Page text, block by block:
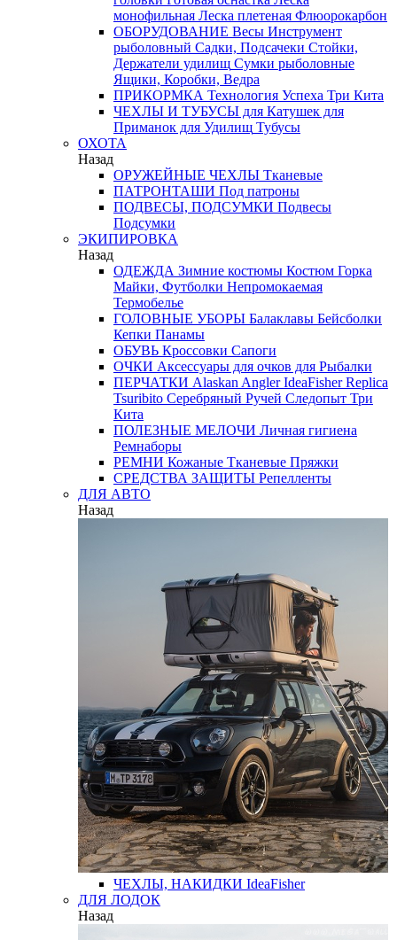
монофильная Леска плетеная Флюорокарбон
ОБОРУДОВАНИЕ Весы Инструмент
рыболовный Садки, Подсачеки Стойки,
Держатели удилищ Сумки рыболовные
Ящики, Коробки, Ведра
ПРИКОРМКА Технология Успеха Три Кита
ЧЕХЛЫ И ТУБУСЫ для Катушек для
Приманок для Удилищ Тубусы
ОХОТА
Назад
ОРУЖЕЙНЫЕ ЧЕХЛЫ Тканевые
ПАТРОНТАШИ Под патроны
ПОДВЕСЫ, ПОДСУМКИ Подвесы
Подсумки
ЭКИПИРОВКА
Назад
ОДЕЖДА Зимние костюмы Костюм Горка
Майки, Футболки Непромокаемая
Термобелье
ГОЛОВНЫЕ УБОРЫ Балаклавы Бейсболки
Кепки Панамы
ОБУВЬ Кроссовки Сапоги
ОЧКИ Аксессуары для очков для Рыбалки
ПЕРЧАТКИ Alaskan AnglerIdeaFisherReplica
Tsuribito Серебряный Ручей Следопыт Три
Кита
ПОЛЕЗНЫЕ МЕЛОЧИ Личная гигиена
Ремнаборы
РЕМНИ Кожаные Тканевые Пряжки
СРЕДСТВА ЗАЩИТЫ Репелленты
ДЛЯ АВТО
Назад
ЧЕХЛЫ, НАКИДКИ IdeaFisher
ДЛЯ ЛОДОК
Назад